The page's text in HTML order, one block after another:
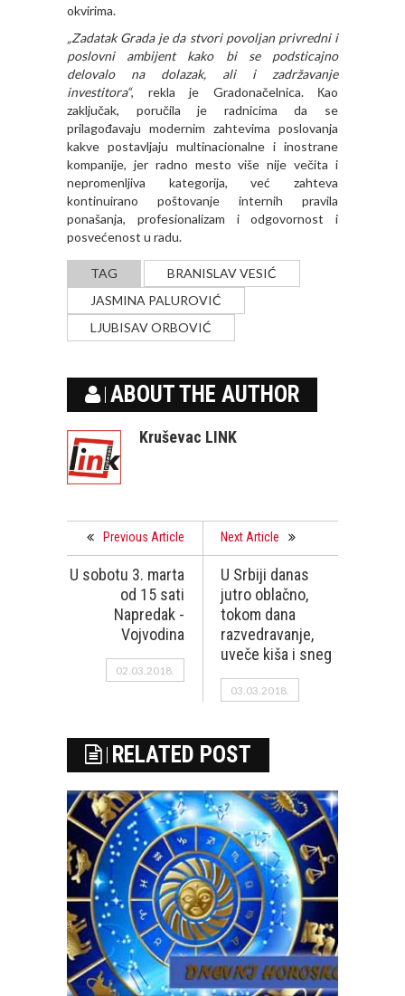
okvirima.
„Zadatak Grada je da stvori povoljan privredni i
poslovni ambijent kako bi se podsticajno
delovalo na dolazak, ali i zadržavanje
investitora“, rekla je Gradonačelnica. Кao
zaključak, poručila je radnicima da se
prilagođavaju modernim zahtevima poslovanja
kakve postavljaju multinacionalne i inostrane
kompanije, jer radno mesto više nije večita i
nepromenljiva kategorija, već zahteva
kontinuirano poštovanje internih pravila
ponašanja, profesionalizam i odgovornost i
posvećenost u radu.
TAG
BRANISLAV VESIĆ
JASMINA PALUROVIĆ
LJUBISAV ORBOVIĆ
ABOUT THE AUTHOR
Kruševac LINK
Previous Article
U sobotu 3. marta
od 15 sati
Napredak -
Vojvodina
02.03.2018.
Next Article
U Srbiji danas
jutro oblačno,
tokom dana
razvedravanje,
uveče kiša i sneg
03.03.2018.
RELATED POST